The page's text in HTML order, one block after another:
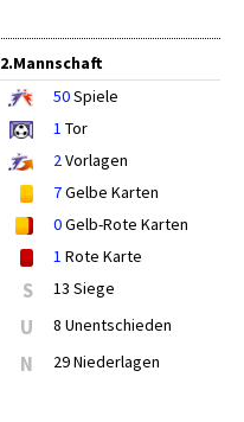
2.Mannschaft
50Spiele
1 Tor
2Vorlagen
7Gelbe Karten
0Gelb-Rote Karten
1 Rote Karte
S 13 Siege
U 8 Unentschieden
N 29 Niederlagen